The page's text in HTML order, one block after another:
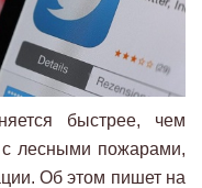
быстрее, чем
с лесными пожарами,
Об этом пишет на